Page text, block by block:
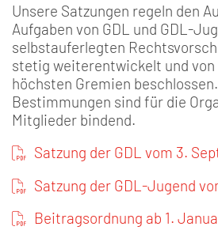
Unsere Satzungen regeln den
Aufgaben von GDL und GDL-
selbstauferlegten
stetig weiterentwickelt und von
höchsten Gremien
Bestimmungen sind für die
Mitglieder bindend.
Satzung der GDL vom 3.
Satzung der GDL-Jugend
Beitragsordnung ab 1.